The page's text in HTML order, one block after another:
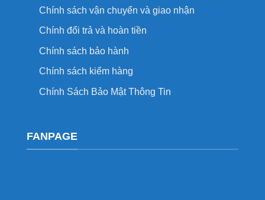
Chính sách vận chuyển và giao nhận
Chính đổi trả và hoàn tiền
Chính sách bảo hành
Chính sách kiểm hàng
Chính Sách Bảo Mật Thông Tin
FANPAGE